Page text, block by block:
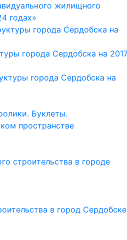
жилищного
годах»
города Сердобска на
города Сердобска на
города Сердобска на
Буклеты.
пространстве
строительства в городе
в город Сердобске